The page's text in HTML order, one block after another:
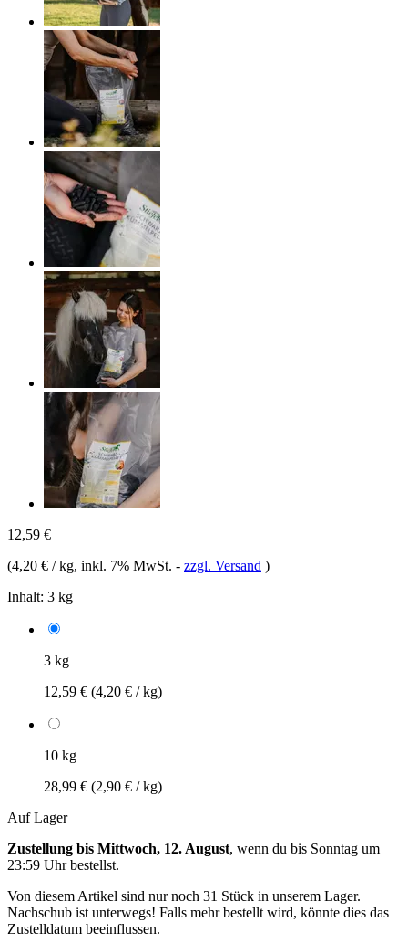
12,59 €
(4,20 € / kg, inkl. 7% MwSt. - zzgl. Versand )
Inhalt: 3 kg
3 kg
12,59 € (4,20 € / kg)
10 kg
28,99 € (2,90 € / kg)
Auf Lager
Zustellung bis Mittwoch, 12. August, wenn du bis Sonntag um
23:59 Uhrbestellst.
Von diesem Artikel sind nur noch 31 Stück in unserem Lager.
Nachschub ist unterwegs! Falls mehr bestellt wird, könnte dies das
Zustelldatum beeinflussen.